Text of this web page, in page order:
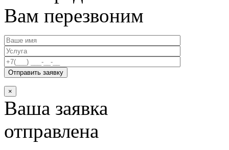
Вам перезвоним
×
Ваша заявка
отправлена